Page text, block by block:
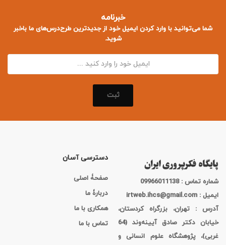
خبرنامه
شما می‌توانید با وارد کردن ایمیل خود از جدید‌ترین طرح‌درس‌های ما باخبر
شوید.
ثبت
شماره تماس : 09966011138
ایمیل : irtweb.ihcs@gmail.com
آدرس : تهران، بزرگراه کردستان،
خیابان دکتر صادق آیینه‌وند (64
غربی)، پژوهشگاه علوم انسانی و
دسترسی آسان
صفحۀ اصلی
دربارۀ ما
همکاری با ما
تماس با ما